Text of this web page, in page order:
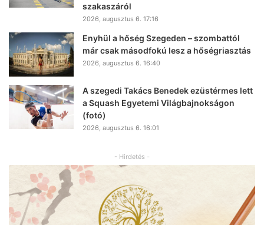
szakaszáról
2026, augusztus 6. 17:16
Enyhül a hőség Szegeden – szombattól
már csak másodfokú lesz a hőségriasztás
2026, augusztus 6. 16:40
A szegedi Takács Benedek ezüstérmes lett
a Squash Egyetemi Világbajnokságon
(fotó)
2026, augusztus 6. 16:01
- Hirdetés -